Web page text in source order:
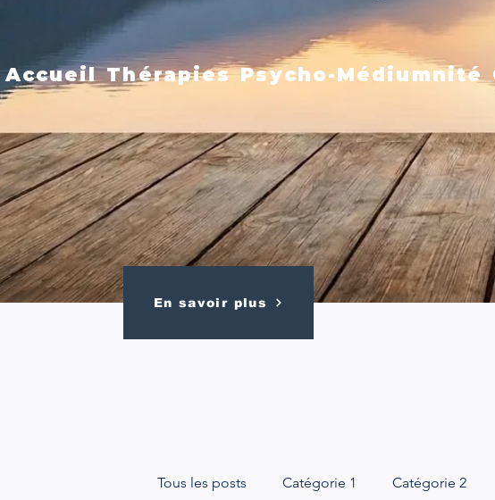
En savoir plus
Accueil Thérapies Psycho-Médiumnité
Tous les posts Catégorie 1 Catégorie 2